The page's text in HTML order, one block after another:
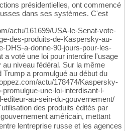
présidentielles, ont commencé
dans ses systèmes. C'est
actu/161699/USA-le-Senat-vote-
des-produits-de-Kaspersky-au-
DHS-a-donne-90-jours-pour-les-
a voté une loi pour interdire l'usage
niveau fédéral. Sur la même
Trump a promulgué au début du
actu/178474/Kaspersky-
une-loi-interdisant-l-
editeur-au-sein-du-gouvernement/
des produits édités par
américain, mettant
lentreprise russe et les agences